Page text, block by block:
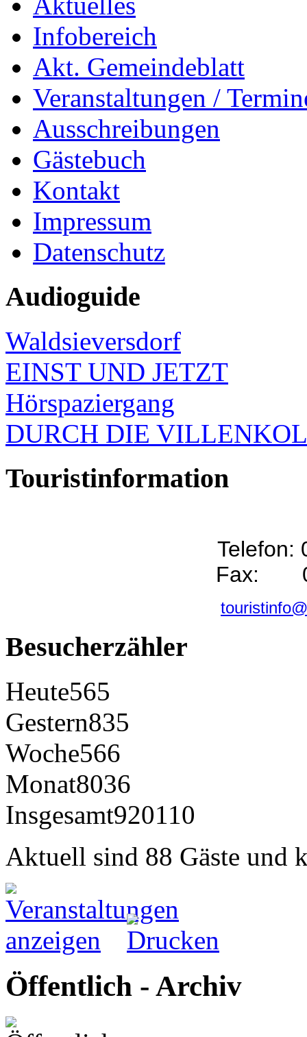
Infobereich
Akt. Gemeindeblatt
Veranstaltungen /
Ausschreibungen
Gästebuch
Kontakt
Impressum
Datenschutz
Audioguide
Waldsieversdorf
EINST UND JETZT
Hörspaziergang
DURCH DIE
Touristinformation
Telefon:
Fax:
Besucherzähler
Heute565
Gestern835
Woche566
Monat8036
Insgesamt920110
Aktuell sind 88 Gäste und
Öffentlich - Archiv